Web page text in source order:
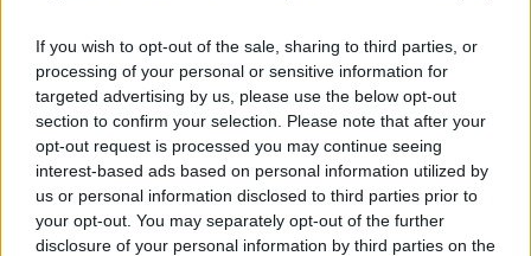
If you wish to opt-out of the sale, sharing to third parties, or
processing of your personal or sensitive information for
targeted advertising by us, please use the below opt-out
section to confirm your selection. Please note that after your
opt-out request is processed you may continue seeing
interest-based ads based on personal information utilized by
us or personal information disclosed to third parties prior to
your opt-out. You may separately opt-out of the further
disclosure of your personal information by third parties on the
Čempionės sutiktos kaip didvyrės:
Vilniaus oro uoste – ąžuolo vainikai
ir trispalvės(1)
2026 m. rugpjūčio 4 d. 08:34